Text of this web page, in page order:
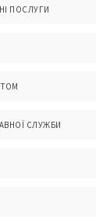
ПОСЛУГИ
СЛУЖБИ